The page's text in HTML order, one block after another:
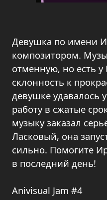
Девушка по имени
композитором.
отменную, но есть
склонность к
девушке удавалось
работу в сжатые
музыку заказал
Ласковый, она
сильно. Помогите
в последний день!
Anivisual Jam #4